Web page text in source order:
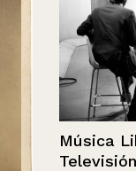
Música
Televisión